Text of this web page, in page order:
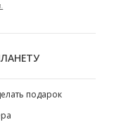
подарок